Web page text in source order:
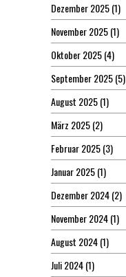
Dezember 2025(1)
November 2025(1)
Oktober 2025(4)
September 2025(5)
August 2025(1)
März 2025(2)
Februar 2025(3)
Januar 2025(1)
Dezember 2024(2)
November 2024(1)
August 2024(1)
Juli 2024(1)